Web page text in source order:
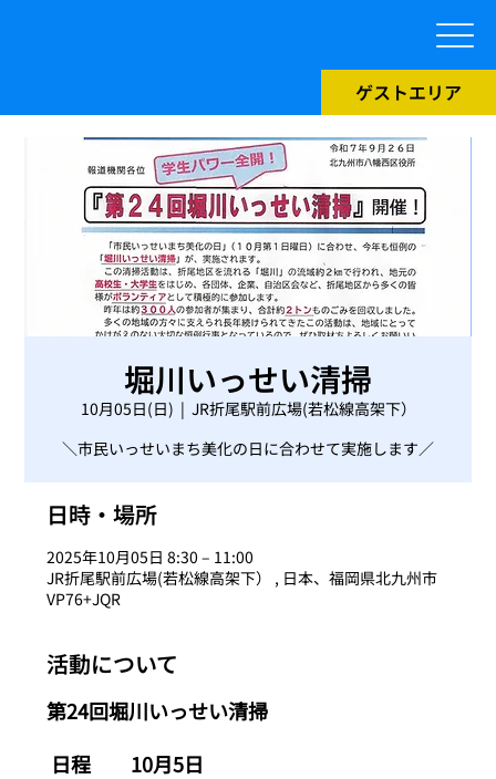
ゲストエリア
堀川いっせい清掃
10月05日(日)
  |
JR折尾駅前広場(若松線高架下）
＼市民いっせいまち美化の日に合わせて実施します／
日時・場所
2025年10月05日 8:30 – 11:00
JR折尾駅前広場(若松線高架下） , 日本、福岡県北九州市
VP76+JQR
活動について
第24回堀川いっせい清掃
日程　　10月5日